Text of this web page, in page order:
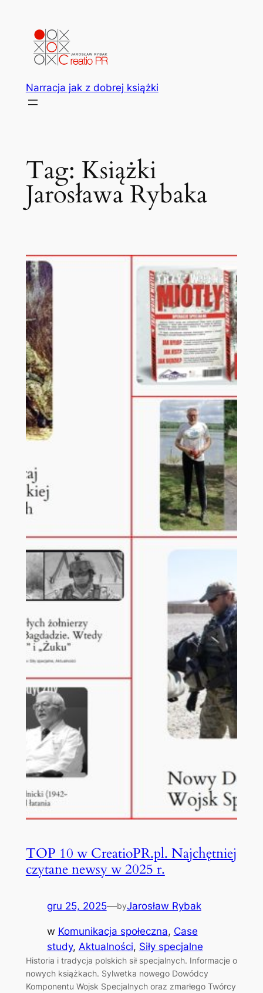
Narracja jak z dobrej książki
Tag: Książki
Jarosława Rybaka
TOP 10 w CreatioPR.pl. Najchętniej
czytane newsy w 2025 r.
gru 25, 2025—byJarosław Rybak
w Komunikacja społeczna, Case
study, Aktualności, Siły specjalne
Historia i tradycja polskich sił specjalnych. Informacje o
nowych książkach. Sylwetka nowego Dowódcy
Komponentu Wojsk Specjalnych oraz zmarłego Twórcy